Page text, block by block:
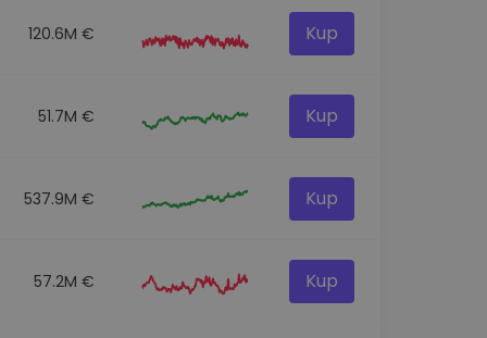
120.6M € Kup
51.7M € Kup
537.9M € Kup
57.2M € Kup